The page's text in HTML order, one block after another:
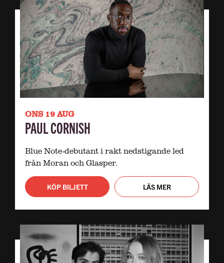
ONS 19 AUG
PAUL CORNISH
Blue Note-debutant i rakt nedstigande led
från Moran och Glasper.
KÖP BILJETT LÄS MER